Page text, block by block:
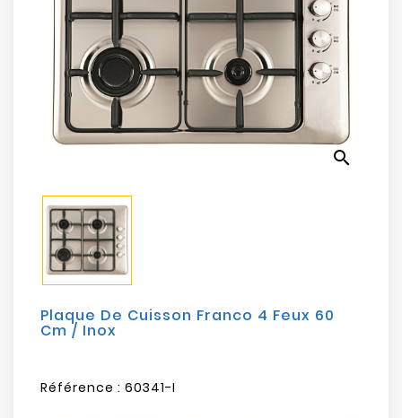
Electroménager
Bureautique
Sécurité
Mobilités
Loisirs
search
Plaque De Cuisson Franco 4 Feux 60
Cm / Inox
Référence : 60341-I